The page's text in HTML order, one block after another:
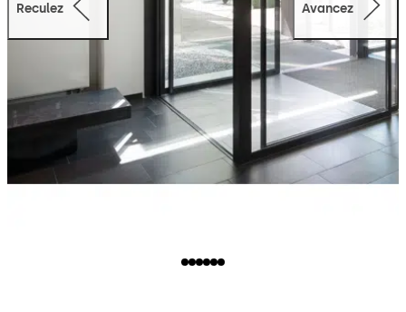
Reculez Avancez